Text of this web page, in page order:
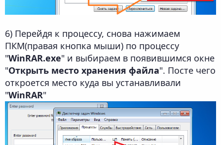
6) Перейдя к процессу, снова нажимаем
ПКМ(правая кнопка мыши) по процессу
"WinRAR.exe" и выбираем в появившимся окне
"Открыть место хранения файла". Посте чего
откроется место куда вы устанавливали
"WinRAR"